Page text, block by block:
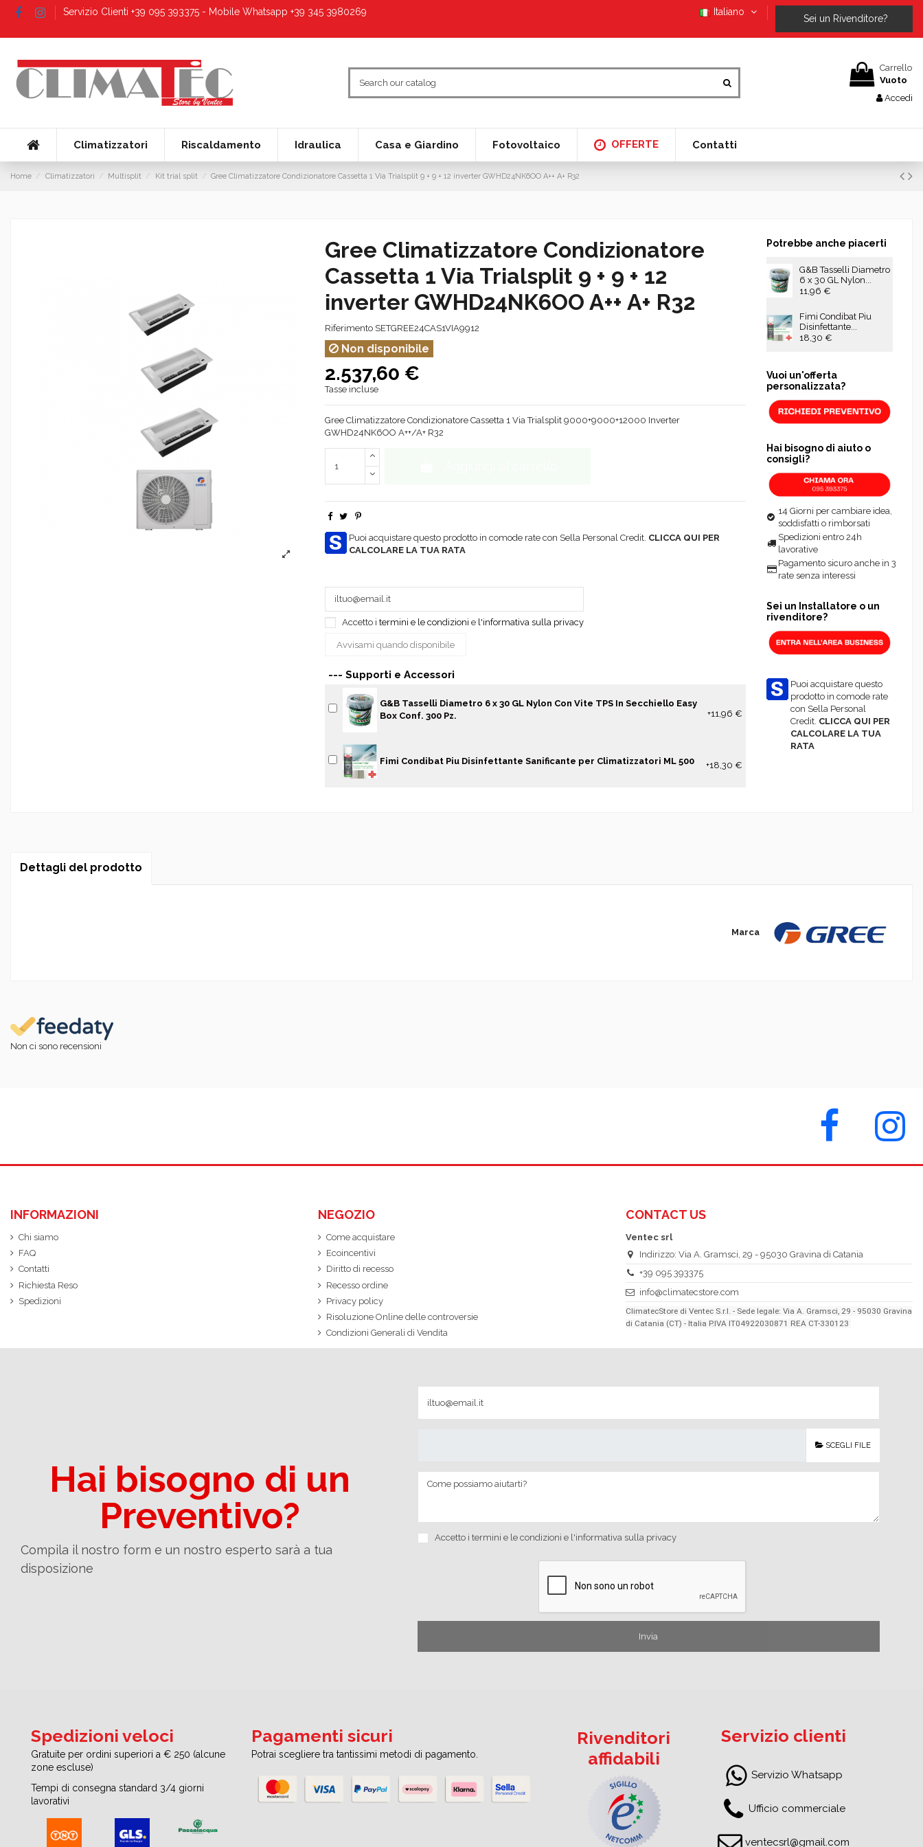
Servizio Clienti +39 095 393375 - Mobile Whatsapp +39 345 3980269 Italiano
Sei un Rivenditore?
Carrello
Vuoto
Accedi
Climatizzatori Riscaldamento Idraulica Casa e Giardino Fotovoltaico OFFERTE Contatti
Home Climatizzatori Multisplit Kit trial split Gree Climatizzatore Condizionatore Cassetta 1 Via Trialsplit 9 + 9 + 12 inverter GWHD24NK6OO A++ A+ R32
Gree Climatizzatore Condizionatore
Cassetta 1 Via Trialsplit 9 + 9 + 12
inverter GWHD24NK6OO A++ A+ R32
Riferimento SETGREE24CAS1VIA9912
Non disponibile
2.537,60 €
Tasse incluse
Gree Climatizzatore Condizionatore Cassetta 1 Via Trialsplit 9000+9000+12000 Inverter
GWHD24NK6OO A++/A+ R32
Puoi acquistare questo prodotto in comode rate con Sella Personal Credit. CLICCA QUI PER
CALCOLARE LA TUA RATA
Accetto itermini e le condizioni e l'informativa sulla privacy
--- Supporti e Accessori
G&B Tasselli Diametro 6 x 30 GL Nylon Con Vite TPS In Secchiello Easy
Box Conf. 300 Pz.
+11,96 €
Fimi Condibat Piu Disinfettante Sanificante per Climatizzatori ML 500 +18,30 €
Potrebbe anche piacerti
G&B Tasselli Diametro
6 x 30 GL Nylon...
11,96 €
Fimi Condibat Piu
Disinfettante...
18,30 €
Vuoi un'offerta
personalizzata?
Hai bisogno di aiuto o
consigli?
14 Giorni per cambiare idea,
soddisfatti o rimborsati
Spedizioni entro 24h
lavorative
Pagamento sicuro anche in 3
rate senza interessi
Sei un Installatore o un
rivenditore?
Puoi acquistare questo
prodotto in comode rate
con Sella Personal
Credit. CLICCA QUI PER
CALCOLARE LA TUA
RATA
Dettagli del prodotto
Marca
Non ci sono recensioni
INFORMAZIONI
Chi siamo
FAQ
Contatti
Richiesta Reso
Spedizioni
NEGOZIO
Come acquistare
Ecoincentivi
Diritto di recesso
Recesso ordine
Privacy policy
Risoluzione Online delle controversie
Condizioni Generali di Vendita
CONTACT US
Ventec srl
Indirizzo: Via A. Gramsci, 29 - 95030 Gravina di Catania
+39 095 393375
info@climatecstore.com
ClimatecStore di Ventec S.r.l. - Sede legale: Via A. Gramsci, 29 - 95030 Gravina
di Catania (CT) - Italia P.IVA IT04922030871 REA CT-330123
Hai bisogno di un
Preventivo?
Compila il nostro form e un nostro esperto sarà a tua
disposizione
SCEGLI FILE
Accetto itermini e le condizioni e l'informativa sulla privacy
Spedizioni veloci
Gratuite per ordini superiori a € 250 (alcune
zone escluse)
Tempi di consegna standard 3/4 giorni
lavorativi
Pagamenti sicuri
Potrai scegliere tra tantissimi metodi di pagamento.
Rivenditori
affidabili
Servizio clienti
Servizio Whatsapp
Ufficio commerciale
ventecsrl@gmail.com